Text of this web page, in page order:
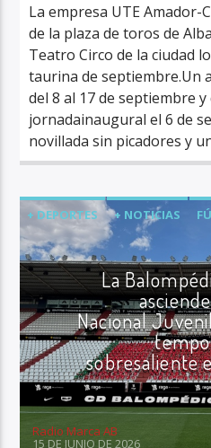
La empresa UTE Amador-
de la plaza de toros de
Teatro Circo de la ciudad
taurina de septiembre.Un
del 8 al 17 de septiembre
jornadainaugural el 6 de
novillada sin picadores y
+ DEPORTES + NOTICIAS
ÚLTIMA HORA
La
Nacional
sobresaliente
Radio Marca AB
15 DE JUNIO DE 2026